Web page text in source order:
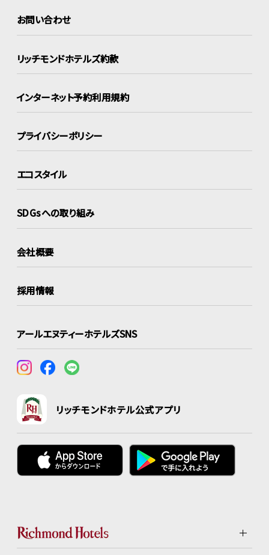
お問い合わせ
リッチモンドホテルズ約款
インターネット予約利用規約
プライバシーポリシー
エコスタイル
SDGsへの取り組み
会社概要
採用情報
アールエヌティーホテルズSNS
リッチモンドホテル公式アプリ